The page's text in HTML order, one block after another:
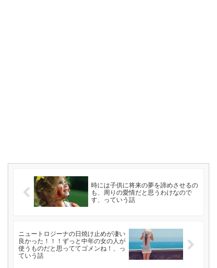
時には子供に将来の夢を諦めさせるの
も、周りの愛情だと思うわけなので
す、っていう話
ニュートロジーナの日焼け止めが凄い
良かった！！！ずっと中年の女の人が
使うものだと思っててゴメンね！、っ
ていう話